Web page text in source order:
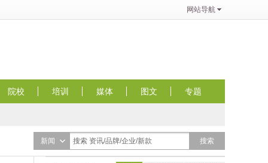
网站导航
院校 培训 媒体 图文 专题
新闻 搜索 资讯/品牌/企业/新款 搜索